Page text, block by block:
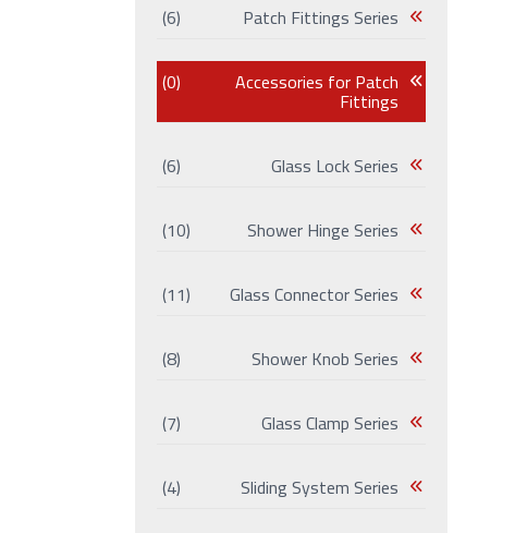
Patch Fittings Series
(6)
Accessories for Patch
Fittings
(0)
Glass Lock Series
(6)
Shower Hinge Series
(10)
Glass Connector Series
(11)
Shower Knob Series
(8)
Glass Clamp Series
(7)
Sliding System Series
(4)